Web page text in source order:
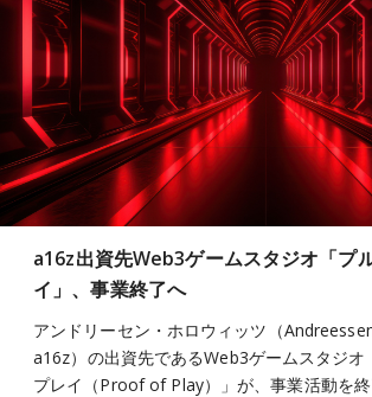
a16z出資先Web3ゲームスタジオ「プ
イ」、事業終了へ
アンドリーセン・ホロウィッツ（
a16z）の出資先であるWeb3ゲームスタジオ
プレイ（Proof of Play）」が、事業活動を